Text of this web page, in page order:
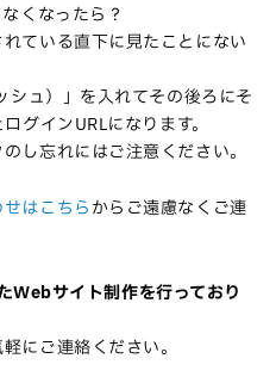
くなったら？
ている直下に見たことにない
ュ）」を入れてその後ろにそ
グインURLになります。
し忘れにはご注意ください。
はこちらからご遠慮なくご連
サイト制作を行っており
にご連絡ください。